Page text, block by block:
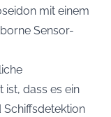
mit einem
Sensor-
ist, dass es ein